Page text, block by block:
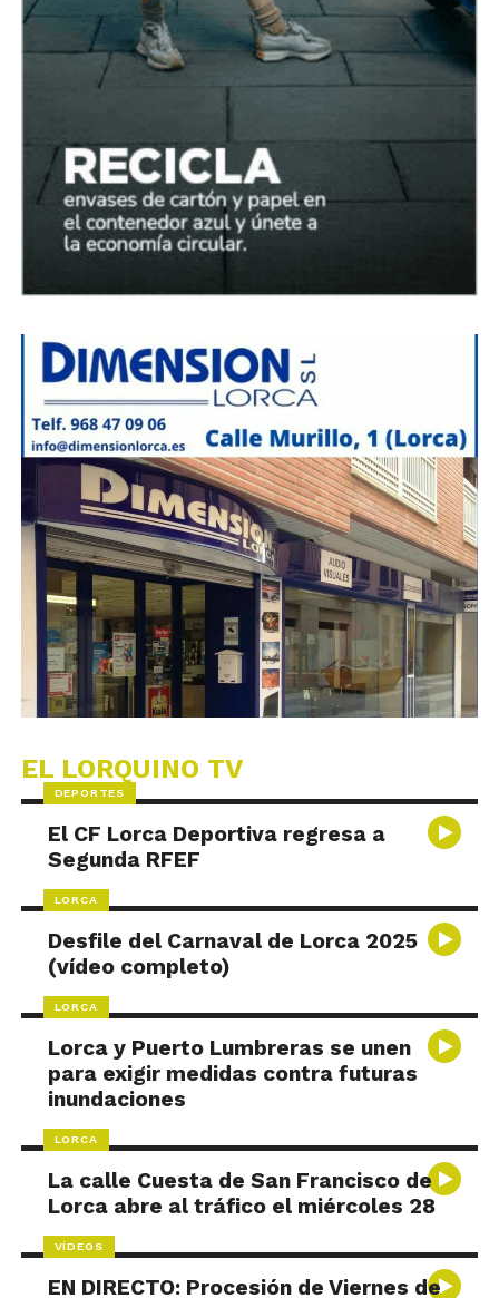
EL LORQUINO TV
DEPORTES
El CF Lorca Deportiva regresa a
Segunda RFEF
LORCA
Desfile del Carnaval de Lorca 2025
(vídeo completo)
LORCA
Lorca y Puerto Lumbreras se unen
para exigir medidas contra futuras
inundaciones
LORCA
La calle Cuesta de San Francisco de
Lorca abre al tráfico el miércoles 28
VÍDEOS
EN DIRECTO: Procesión de Viernes de